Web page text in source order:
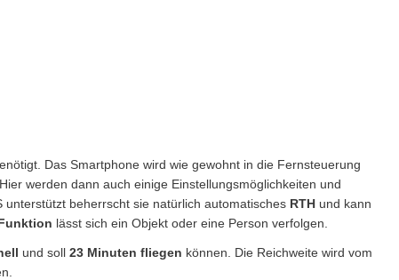
Das Smartphone wird wie gewohnt in die Fernsteuerung
werden dann auch einige Einstellungsmöglichkeiten und
beherrscht sie natürlich automatisches RTH und kann
lässt sich ein Objekt oder eine Person verfolgen.
und soll 23 Minuten fliegen können. Die Reichweite wird vom